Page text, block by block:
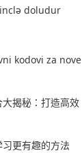
doludur
kodovi za nove
揭秘：打造高效
更有趣的方法